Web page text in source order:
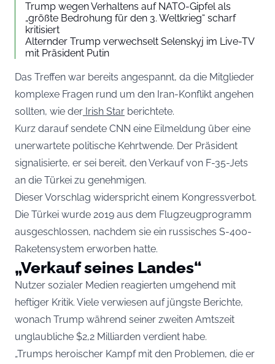
Trump wegen Verhaltens auf NATO-Gipfel als
„größte Bedrohung für den 3. Weltkrieg“ scharf
kritisiert
Alternder Trump verwechselt Selenskyj im Live-TV
mit Präsident Putin
Das Treffen war bereits angespannt, da die Mitglieder
komplexe Fragen rund um den Iran-Konflikt angehen
sollten, wie der Irish Star berichtete.
Kurz darauf sendete CNN eine Eilmeldung über eine
unerwartete politische Kehrtwende. Der Präsident
signalisierte, er sei bereit, den Verkauf von F-35-Jets
an die Türkei zu genehmigen.
Dieser Vorschlag widerspricht einem Kongressverbot.
Die Türkei wurde 2019 aus dem Flugzeugprogramm
ausgeschlossen, nachdem sie ein russisches S-400-
Raketensystem erworben hatte.
„Verkauf seines Landes“
Nutzer sozialer Medien reagierten umgehend mit
heftiger Kritik. Viele verwiesen auf jüngste Berichte,
wonach Trump während seiner zweiten Amtszeit
unglaubliche $2,2 Milliarden verdient habe.
„Trumps heroischer Kampf mit den Problemen, die er